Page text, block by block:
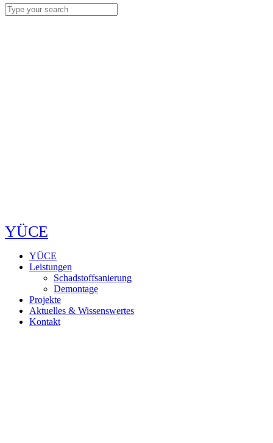
YÜCE
YÜCE
Leistungen
Schadstoffsanierung
Demontage
Projekte
Aktuelles & Wissenswertes
Kontakt